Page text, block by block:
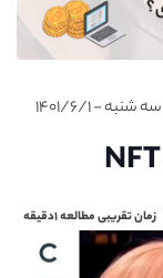
زمان تقریبی مطالعه۱دقیقه